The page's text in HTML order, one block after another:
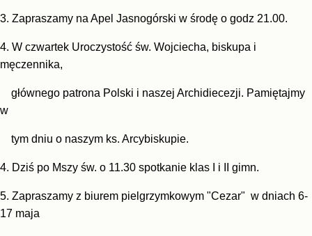
3. Zapraszamy na Apel Jasnogórski w środę o godz 21.00.
4. W czwartek Uroczystość św. Wojciecha, biskupa i
męczennika,
głównego patrona Polski i naszej Archidiecezji. Pamiętajmy
w
tym dniu o naszym ks. Arcybiskupie.
4. Dziś po Mszy św. o 11.30 spotkanie klas I i II gimn.
5. Zapraszamy z biurem pielgrzymkowym "Cezar" w dniach 6-
17 maja